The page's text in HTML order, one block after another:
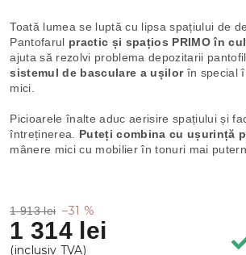
1 913 lei –31 %
1 314 lei
Toată lumea se luptă cu lipsa spațiului de
Pantofarul practic și spațios PRIMO în
ajuta să rezolvi problema depozitarii
sistemul de basculare a ușilorîn special
mici.
Picioarele înalte aduc aerisire spațiului și
întreținerea. Puteți combina cu ușurință
mânere mici cu mobilier în tonuri mai